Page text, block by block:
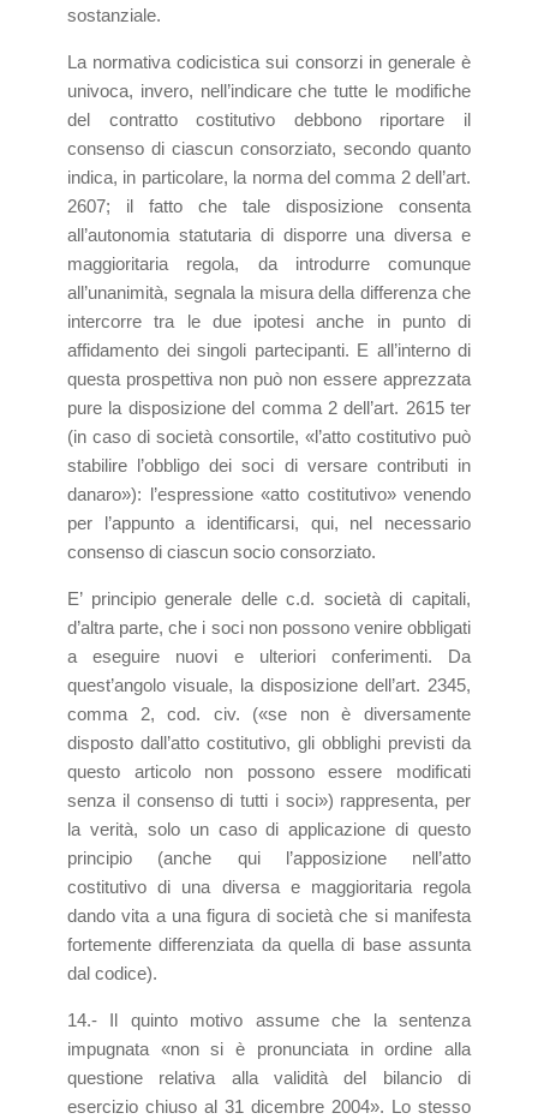
sostanziale.
La normativa codicistica sui consorzi in generale è
univoca, invero, nell’indicare che tutte le modifiche
del contratto costitutivo debbono riportare il
consenso di ciascun consorziato, secondo quanto
indica, in particolare, la norma del comma 2 dell’art.
2607; il fatto che tale disposizione consenta
all’autonomia statutaria di disporre una diversa e
maggioritaria regola, da introdurre comunque
all’unanimità, segnala la misura della differenza che
intercorre tra le due ipotesi anche in punto di
affidamento dei singoli partecipanti. E all’interno di
questa prospettiva non può non essere apprezzata
pure la disposizione del comma 2 dell’art. 2615 ter
(in caso di società consortile, «l’atto costitutivo può
stabilire l’obbligo dei soci di versare contributi in
danaro»): l’espressione «atto costitutivo» venendo
per l’appunto a identificarsi, qui, nel necessario
consenso di ciascun socio consorziato.
E’ principio generale delle c.d. società di capitali,
d’altra parte, che i soci non possono venire obbligati
a eseguire nuovi e ulteriori conferimenti. Da
quest’angolo visuale, la disposizione dell’art. 2345,
comma 2, cod. civ. («se non è diversamente
disposto dall’atto costitutivo, gli obblighi previsti da
questo articolo non possono essere modificati
senza il consenso di tutti i soci») rappresenta, per
la verità, solo un caso di applicazione di questo
principio (anche qui l’apposizione nell’atto
costitutivo di una diversa e maggioritaria regola
dando vita a una figura di società che si manifesta
fortemente differenziata da quella di base assunta
dal codice).
14.- Il quinto motivo assume che la sentenza
impugnata «non si è pronunciata in ordine alla
questione relativa alla validità del bilancio di
esercizio chiuso al 31 dicembre 2004». Lo stesso